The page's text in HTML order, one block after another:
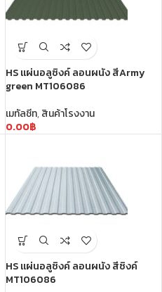
HS แผ่นอลูซิงค์ ลอนผนัง สีArmy
green MT106086
เมทัลชีท, สินค้าโรงงาน
0.00฿
HS แผ่นอลูซิงค์ ลอนผนัง สีซิงค์
MT106086